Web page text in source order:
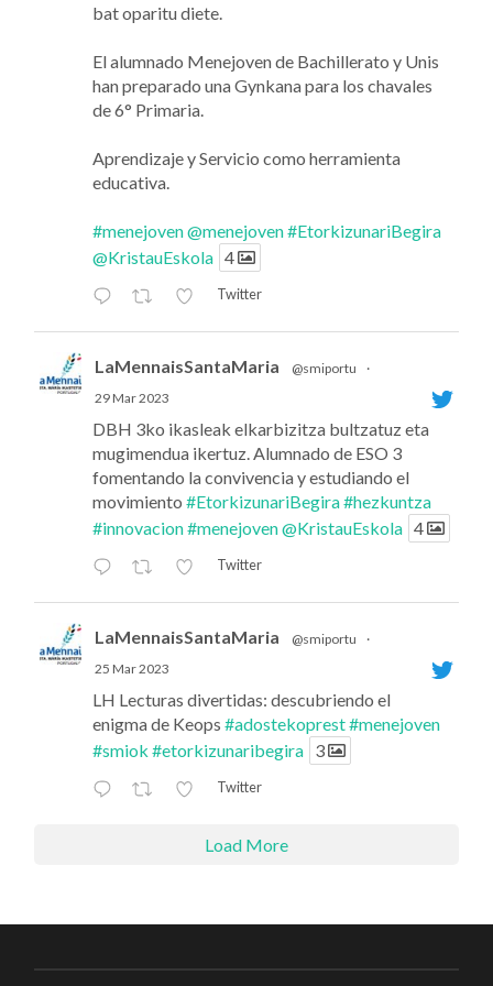
bat oparitu diete.
El alumnado Menejoven de Bachillerato y Unis
han preparado una Gynkana para los chavales
de 6° Primaria.
Aprendizaje y Servicio como herramienta
educativa.
#menejoven@menejoven#EtorkizunariBegira
@KristauEskola 4
Twitter
LaMennaisSantaMaria @smiportu
·
29 Mar 2023
DBH 3ko ikasleak elkarbizitza bultzatuz eta
mugimendua ikertuz. Alumnado de ESO 3
fomentando la convivencia y estudiando el
movimiento#EtorkizunariBegira#hezkuntza
#innovacion#menejoven@KristauEskola 4
Twitter
LaMennaisSantaMaria @smiportu
·
25 Mar 2023
LH Lecturas divertidas: descubriendo el
enigma de Keops#adostekoprest#menejoven
#smiok #etorkizunaribegira 3
Twitter
Load More